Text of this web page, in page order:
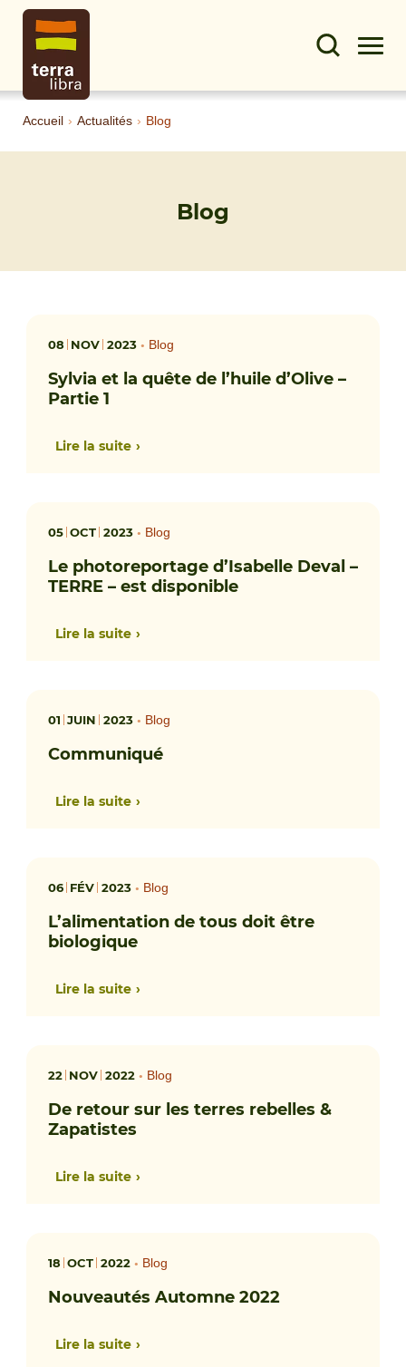
Accueil › Actualités › Blog
Blog
08 NOV 2023• Blog
Sylvia et la quête de l’huile d’Olive –
Partie 1
Lire la suite
05 OCT 2023• Blog
Le photoreportage d’Isabelle Deval –
TERRE – est disponible
Lire la suite
01 JUIN 2023• Blog
Communiqué
Lire la suite
06 FÉV 2023• Blog
L’alimentation de tous doit être
biologique
Lire la suite
22 NOV 2022• Blog
De retour sur les terres rebelles &
Zapatistes
Lire la suite
18 OCT 2022• Blog
Nouveautés Automne 2022
Lire la suite